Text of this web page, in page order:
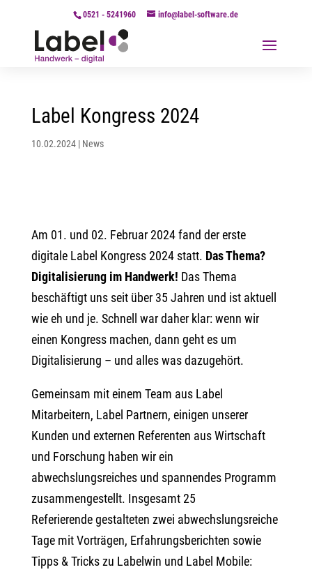
0521 - 5241960 info@label-software.de
Label Kongress 2024
10.02.2024| News
Am 01. und 02. Februar 2024 fand der erste
digitale Label Kongress 2024 statt. Das Thema?
Digitalisierung im Handwerk! Das Thema
beschäftigt uns seit über 35 Jahren und ist aktuell
wie eh und je. Schnell war daher klar: wenn wir
einen Kongress machen, dann geht es um
Digitalisierung – und alles was dazugehört.
Gemeinsam mit einem Team aus Label
Mitarbeitern, Label Partnern, einigen unserer
Kunden und externen Referenten aus Wirtschaft
und Forschung haben wir ein
abwechslungsreiches und spannendes Programm
zusammengestellt. Insgesamt 25
Referierende gestalteten zwei abwechslungsreiche
Tage mit Vorträgen, Erfahrungsberichten sowie
Tipps & Tricks zu Labelwin und Label Mobile: